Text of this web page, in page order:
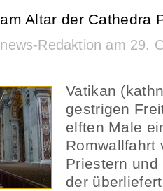
Altar der Cathedra
Redaktion am 29.
Vatikan
gestrigen
elften Male
Romwallfahrt
Priestern
der